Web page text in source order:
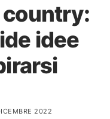
country:
idee
2022